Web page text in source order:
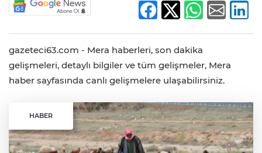
gazeteci63.com - Mera haberleri, son dakika
gelişmeleri, detaylı bilgiler ve tüm gelişmeler, Mera
haber sayfasında canlı gelişmelere ulaşabilirsiniz.
HABER